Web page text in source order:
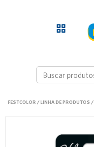
FESTCOLOR /LINHA DE PRODUTOS /